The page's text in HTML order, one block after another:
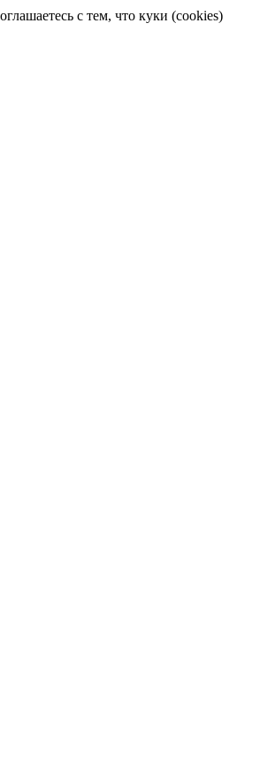
с тем, что куки (cookies)